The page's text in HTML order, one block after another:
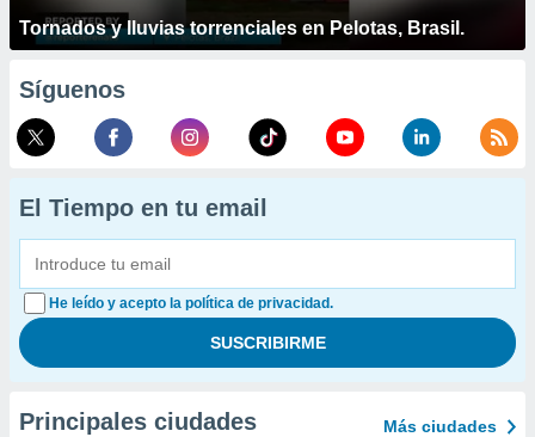
Tornados y lluvias torrenciales en Pelotas, Brasil.
Síguenos
El Tiempo en tu email
He leído y acepto la política de privacidad.
Principales ciudades Más ciudades